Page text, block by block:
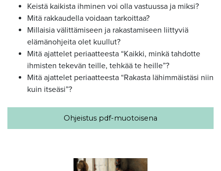
Keistä kaikista ihminen voi olla vastuussa ja miksi?
Mitä rakkaudella voidaan tarkoittaa?
Millaisia välittämiseen ja rakastamiseen liittyviä
elämänohjeita olet kuullut?
Mitä ajattelet periaatteesta “Kaikki, minkä tahdotte
ihmisten tekevän teille, tehkää te heille”?
Mitä ajattelet periaatteesta “Rakasta lähimmäistäsi niin
kuin itseäsi”?
Ohjeistus pdf-muotoisena